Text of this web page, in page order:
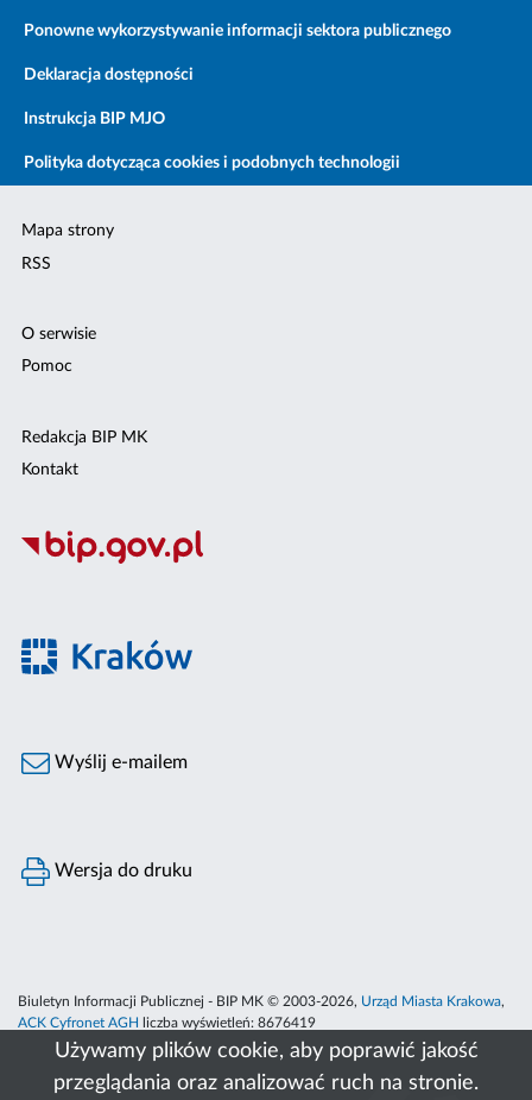
Używamy plików cookie, aby poprawić jakość
przeglądania oraz analizować ruch na stronie.
Ponowne wykorzystywanie informacji sektora publicznego
Deklaracja dostępności
Instrukcja BIP MJO
Polityka dotycząca cookies i podobnych technologii
Mapa strony
RSS
O serwisie
Pomoc
Redakcja BIP MK
Kontakt
Wyślij e-mailem
Wersja do druku
Biuletyn Informacji Publicznej - BIP MK © 2003-2026, Urząd Miasta Krakowa,
ACK Cyfronet AGH
liczba wyświetleń: 8676419